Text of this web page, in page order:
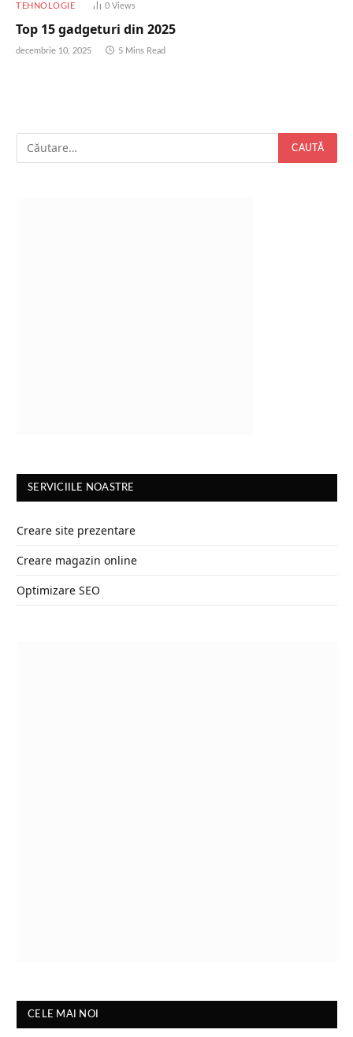
TEHNOLOGIE 0 Views
Top 15 gadgeturi din 2025
decembrie 10, 2025 5 Mins Read
SERVICIILE NOASTRE
Creare site prezentare
Creare magazin online
Optimizare SEO
CELE MAI NOI